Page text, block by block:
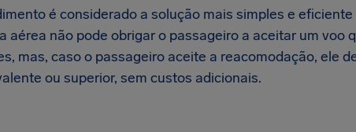
é considerado a solução mais simples e
aérea não pode obrigar o passageiro a aceitar um voo
mas, caso o passageiro aceite a reacomodação, ele
ou superior, sem custos adicionais.